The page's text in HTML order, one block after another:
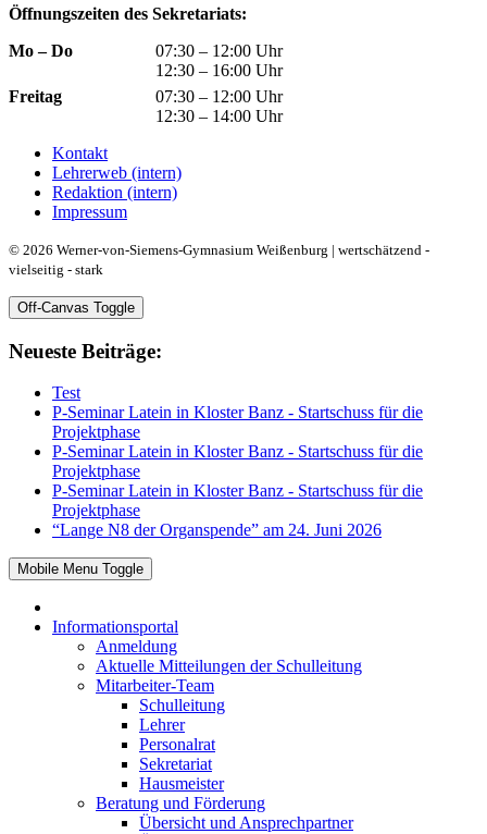
Öffnungszeiten des Sekretariats:
Mo – Do
07:30 – 12:00 Uhr
12:30 – 16:00 Uhr
Freitag
07:30 – 12:00 Uhr
12:30 – 14:00 Uhr
Kontakt
Lehrerweb (intern)
Redaktion (intern)
Impressum
© 2026 Werner-von-Siemens-Gymnasium Weißenburg | wertschätzend -
vielseitig - stark
Off-Canvas Toggle
Neueste Beiträge:
Test
P-Seminar Latein in Kloster Banz - Startschuss für die
Projektphase
P-Seminar Latein in Kloster Banz - Startschuss für die
Projektphase
P-Seminar Latein in Kloster Banz - Startschuss für die
Projektphase
“Lange N8 der Organspende” am 24. Juni 2026
Mobile Menu Toggle
Informationsportal
Anmeldung
Aktuelle Mitteilungen der Schulleitung
Mitarbeiter-Team
Schulleitung
Lehrer
Personalrat
Sekretariat
Hausmeister
Beratung und Förderung
Übersicht und Ansprechpartner